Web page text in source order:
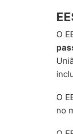
O
O
no